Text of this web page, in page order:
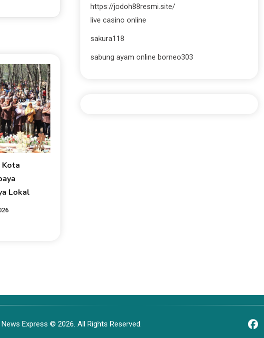
Lokal
https://jodoh88resmi.site/
live casino online
sakura118
sabung ayam online borneo303
News Express © 2026. All Rights Reserved.